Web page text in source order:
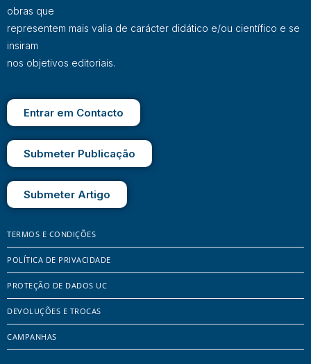
obras que
representem mais valia de carácter didático e/ou científico e se
insiram
nos objetivos editoriais.
Entrar em Contacto
Submeter Publicação
Submeter Artigo
TERMOS E CONDIÇÕES
POLÍTICA DE PRIVACIDADE
PROTEÇÃO DE DADOS UC
DEVOLUÇÕES E TROCAS
CAMPANHAS